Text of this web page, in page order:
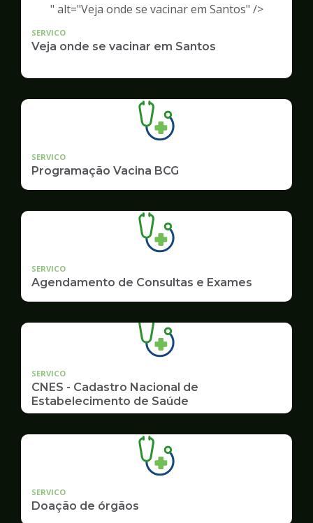
" alt="Veja onde se vacinar em Santos" />
SERVICO
Veja onde se vacinar em Santos
SERVICO
Programação Vacina BCG
SERVICO
Agendamento de Consultas e Exames
SERVICO
CNES - Cadastro Nacional de
Estabelecimento de Saúde
SERVICO
Doação de órgãos